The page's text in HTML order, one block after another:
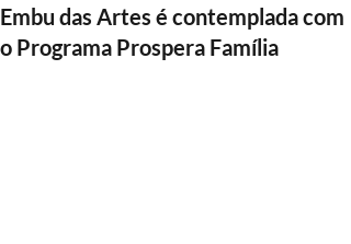
Embu das Artes é contemplada com
o Programa Prospera Família